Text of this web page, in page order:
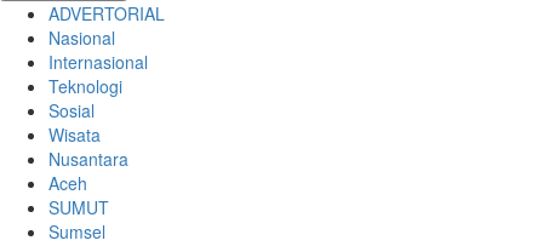
ADVERTORIAL
Nasional
Internasional
Teknologi
Sosial
Wisata
Nusantara
Aceh
SUMUT
Sumsel